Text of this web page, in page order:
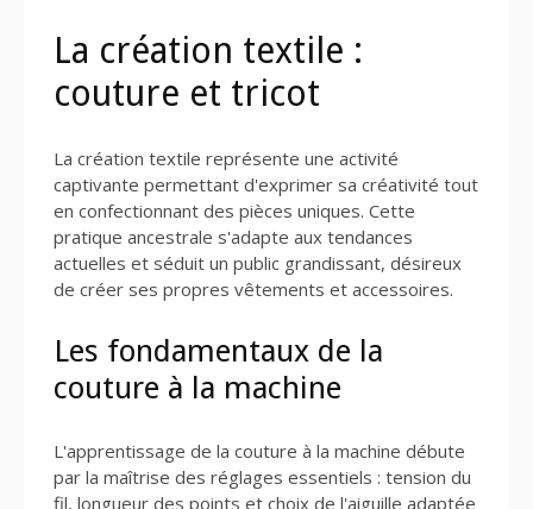
La création textile :
couture et tricot
La création textile représente une activité
captivante permettant d'exprimer sa créativité tout
en confectionnant des pièces uniques. Cette
pratique ancestrale s'adapte aux tendances
actuelles et séduit un public grandissant, désireux
de créer ses propres vêtements et accessoires.
Les fondamentaux de la
couture à la machine
L'apprentissage de la couture à la machine débute
par la maîtrise des réglages essentiels : tension du
fil, longueur des points et choix de l'aiguille adaptée